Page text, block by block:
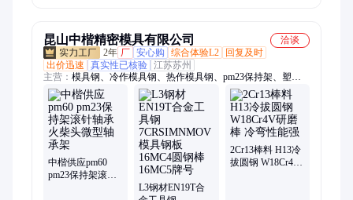
昆山中楷精密模具有限公司
洽谈
2年 厂 安心购 综合体验L2
回复及时
出价迅速
真实性已核验 江苏苏州
主营： 模具钢、冷作模具钢、热作模具钢、pm23保持架、塑料
模具钢、其他模具材料
中楷供应pm60
pm23保持架滚针
L3钢材EN19T合
2Cr13棒料 H13冷
拔圆钢 W18Cr4V